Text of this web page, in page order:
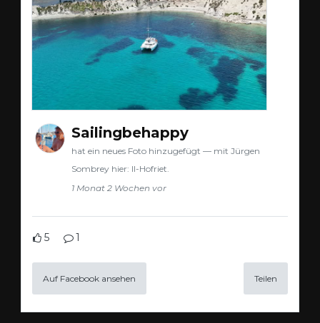
Sailingbehappy
hat ein neues Foto hinzugefügt — mit Jürgen
Sombrey hier: Il-Hofriet.
1 Monat 2 Wochen vor
5 1
Auf Facebook ansehen Teilen